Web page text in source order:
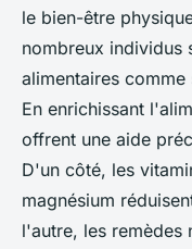
le bien-être
nombreux individus
alimentaires
En enrichissant
offrent une aide
D'un côté, les
magnésium
l'autre, les remèdes